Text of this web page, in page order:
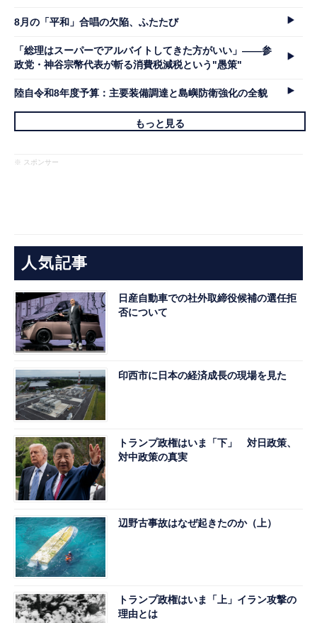
8月の「平和」合唱の欠陥、ふたたび
「総理はスーパーでアルバイトしてきた方がいい」――参
政党・神谷宗幣代表が斬る消費税減税という"愚策"
陸自令和8年度予算：主要装備調達と島嶼防衛強化の全貌
もっと見る
※ スポンサー
人気記事
日産自動車での社外取締役候補の選任拒
否について
印西市に日本の経済成長の現場を見た
トランプ政権はいま「下」 対日政策、
対中政策の真実
辺野古事故はなぜ起きたのか（上）
トランプ政権はいま「上」イラン攻撃の
理由とは